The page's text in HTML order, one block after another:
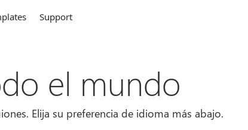
Support
el mundo
Elija su preferencia de idioma más abajo.